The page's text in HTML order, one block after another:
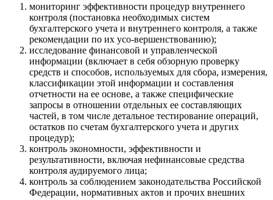
мониторинг эффективности процедур внутреннего
контроля (постановка необходимых систем
бухгалтерского учета и внутреннего контроля, а также
рекомендации по их усо-вершенствованию);
исследование финансовой и управленческой
информации (включает в себя обзорную проверку
средств и способов, используемых для сбора, измерения,
классификации этой информации и составления
отчетности на ее основе, а также специфические
запросы в отношении отдельных ее составляющих
частей, в том числе детальное тестирование операций,
остатков по счетам бухгалтерского учета и других
процедур);
контроль экономности, эффективности и
результативности, включая нефинансовые средства
контроля аудируемого лица;
контроль за соблюдением законодательства Российской
Федерации, нормативных актов и прочих внешних